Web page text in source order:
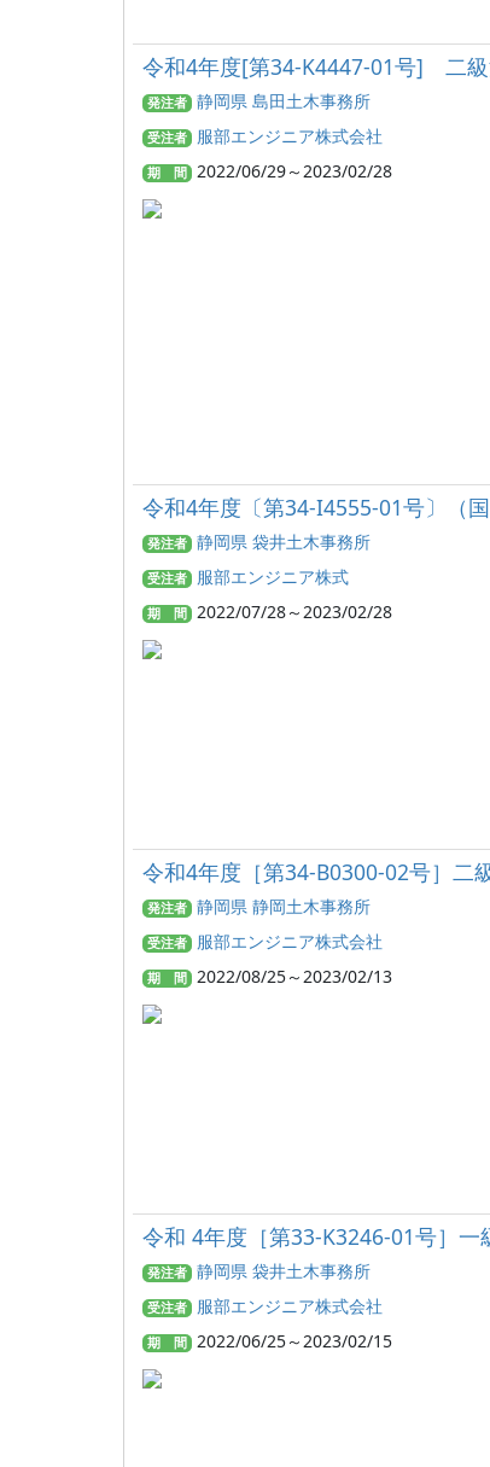
令和4年度[第34-K4447-01号] 二級
発注者 静岡県 島田土木事務所
受注者 服部エンジニア株式会社
期 間 2022/06/29～2023/02/28
令和4年度〔第34-I4555-01号〕（
発注者 静岡県 袋井土木事務所
受注者 服部エンジニア株式
期 間 2022/07/28～2023/02/28
令和4年度［第34-B0300-02号］二
発注者 静岡県 静岡土木事務所
受注者 服部エンジニア株式会社
期 間 2022/08/25～2023/02/13
令和 4年度［第33-K3246-01号］
発注者 静岡県 袋井土木事務所
受注者 服部エンジニア株式会社
期 間 2022/06/25～2023/02/15